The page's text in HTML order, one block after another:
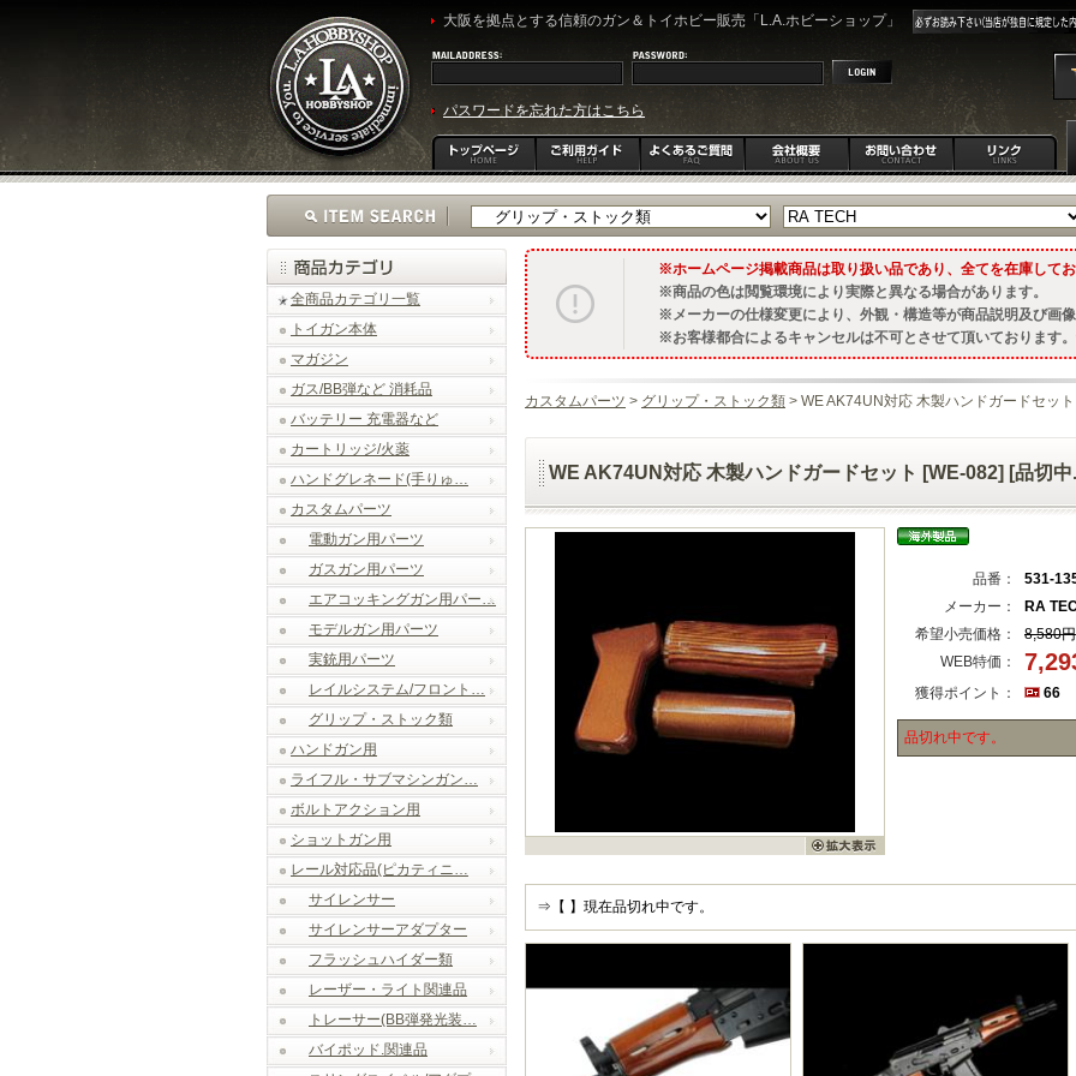
大阪を拠点とする信頼のガン＆トイホビー販売「L.A.ホビーショップ」
パスワードを忘れた方はこちら
全商品カテゴリ一覧
トイガン本体
マガジン
ガス/BB弾など 消耗品
バッテリー 充電器など
カートリッジ/火薬
ハンドグレネード(手りゅ…
カスタムパーツ
電動ガン用パーツ
ガスガン用パーツ
エアコッキングガン用パー…
モデルガン用パーツ
実銃用パーツ
レイルシステム/フロント…
グリップ・ストック類
ハンドガン用
ライフル・サブマシンガン…
ボルトアクション用
ショットガン用
レール対応品(ピカティニ…
サイレンサー
サイレンサーアダプター
フラッシュハイダー類
レーザー・ライト関連品
トレーサー(BB弾発光装…
バイポッド.関連品
ホームページ掲載商品は取り扱い品であり、全てを在庫してお
商品の色は閲覧環境により実際と異なる場合があります。
メーカーの仕様変更により、外観・構造等が商品説明及び画
お客様都合によるキャンセルは不可とさせて頂いております。
カスタムパーツ > グリップ・ストック類 > WE AK74UN対応 木製ハンドガードセッ
WE AK74UN対応 木製ハンドガードセット [WE-082] [品切中
品番：
531-
メーカー：
RA
希望小売価格：
8,580円
WEB特価：
獲得ポイント：
66
品切れ中です。
⇒【 】現在品切れ中です。